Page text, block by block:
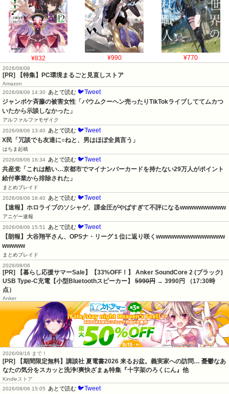
¥832 ¥990 ¥770
2026/08/06
[PR] 【特集】PC環境まるごと見直しストア
Amazon
2026/08/06 14:30
あとで読む 🐦Tweet
ジャンポケ斉藤の被害女性「バウムクーヘン売ったりTikTokライブしててムカつ
いたから示談しなかった」
アルファルファモザイク
2026/08/06 13:40
あとで読む 🐦Tweet
X民「冗談でも友達に○ねと、男はほぼ全員言う」
はちま起稿
2026/08/06 16:34 あとで読む 🐦Tweet
共産党「これは酷い…京都市でマイナンバーカードを持たない29万人がポイント
給付事業から排除された」
まとめブレイド
2026/08/06 16:40
あとで読む 🐦Tweet
【速報】ホロライブのソシャゲ、課金圧がやばすぎて不評になるwwwwwwwwww
アニゲー速報
2026/08/06 15:51
あとで読む 🐦Tweet
【朗報】大谷翔平さん、OPSナ・リーグ１位に返り咲くwwwwwwwwwwwwwww
wwwww
まとめブレイド
2026/08/06
[PR] 【暮らし応援サマーSale】【33%OFF！】 Anker SoundCore 2 (ブラック)
USB Type-C充電【小型Bluetoothスピーカー】 5990円 → 3990円 （17:30時
点）
Anker
2026/08/16 まで！
[PR] 【期間限定無料】講談社 夏電書2026 来るお盆。義実家への訪問… 憂鬱なあ
なたの気分をスカッと洗浄!爽快ざまぁ特集『十字架のろくにん』他
Kindleストア
2026/08/06 15:05
あとで読む 🐦Tweet